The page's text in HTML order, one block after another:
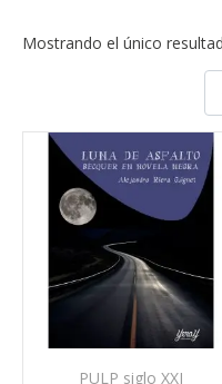
Mostrando el único
PULP siglo XXI